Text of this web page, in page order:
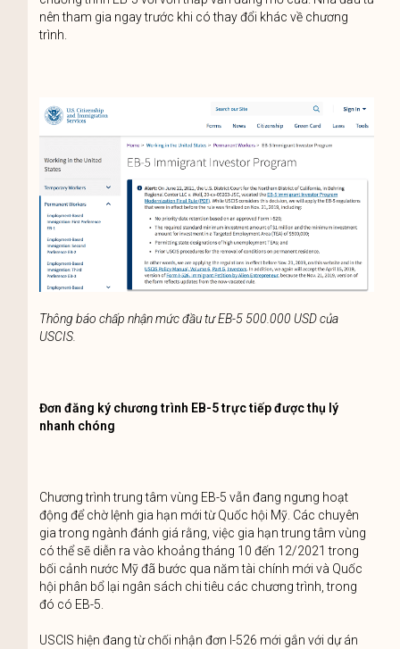
nên tham gia ngay trước khi có thay đổi khác về chương
trình.
Thông báo chấp nhận mức đầu tư EB-5 500.000 USD của
USCIS.
Đơn đăng ký chương trình EB-5 trực tiếp được thụ lý
nhanh chóng
Chương trình trung tâm vùng EB-5 vẫn đang ngưng hoạt
động để chờ lệnh gia hạn mới từ Quốc hội Mỹ. Các chuyên
gia trong ngành đánh giá rằng, việc gia hạn trung tâm vùng
có thể sẽ diễn ra vào khoảng tháng 10 đến 12/2021 trong
bối cảnh nước Mỹ đã bước qua năm tài chính mới và Quốc
hội phân bổ lại ngân sách chi tiêu các chương trình, trong
đó có EB-5.
USCIS hiện đang từ chối nhận đơn I-526 mới gắn với dự án